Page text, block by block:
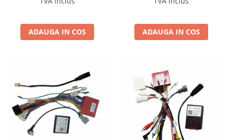
ADAUGA IN COS ADAUGA IN COS